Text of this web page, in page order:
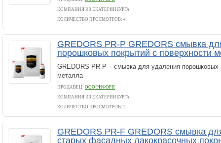
КОМПАНИЯ ИЗ ЕКАТЕРИНБУРГА
КОЛИЧЕСТВО ПРОСМОТРОВ: 4
GREDORS PR-P GREDORS смывка
порошковых покрытий с поверхности
GREDORS PR-P – смывка для удаления порошковых
металла
ПРОДАВЕЦ: ООО РИФОРН
КОМПАНИЯ ИЗ ЕКАТЕРИНБУРГА
КОЛИЧЕСТВО ПРОСМОТРОВ: 2
GREDORS PR-F GREDORS смывка
старых фасадных лакокрасочных